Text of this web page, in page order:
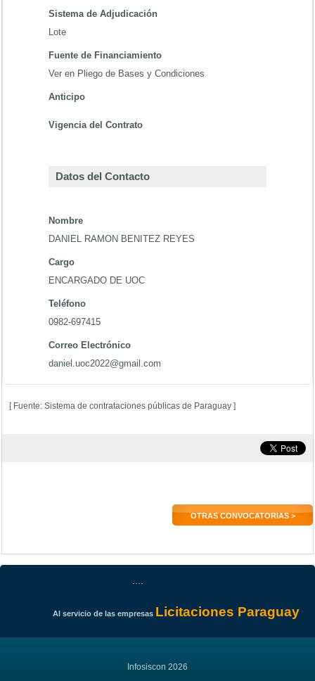
Sistema de Adjudicación
Lote
Fuente de Financiamiento
Ver en Pliego de Bases y Condiciones
Anticipo
Vigencia del Contrato
Datos del Contacto
Nombre
DANIEL RAMON BENITEZ REYES
Cargo
ENCARGADO DE UOC
Teléfono
0982-697415
Correo Electrónico
daniel.uoc2022@gmail.com
[ Fuente: Sistema de contrataciones públicas de Paraguay ]
OTRAS CONVOCATORIAS >
Al servicio de las empresas Licitaciones Paraguay
Infosiscon 2026